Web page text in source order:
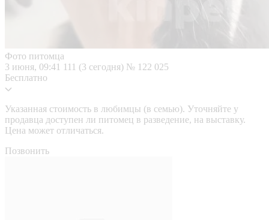
Фото питомца
3 июня, 09:41 111 (3 сегодня) № 122 025
Бесплатно
Указанная стоимость в любимцы (в семью). Уточняйте у
продавца доступен ли питомец в разведение, на выставку.
Цена может отличаться.
Позвонить